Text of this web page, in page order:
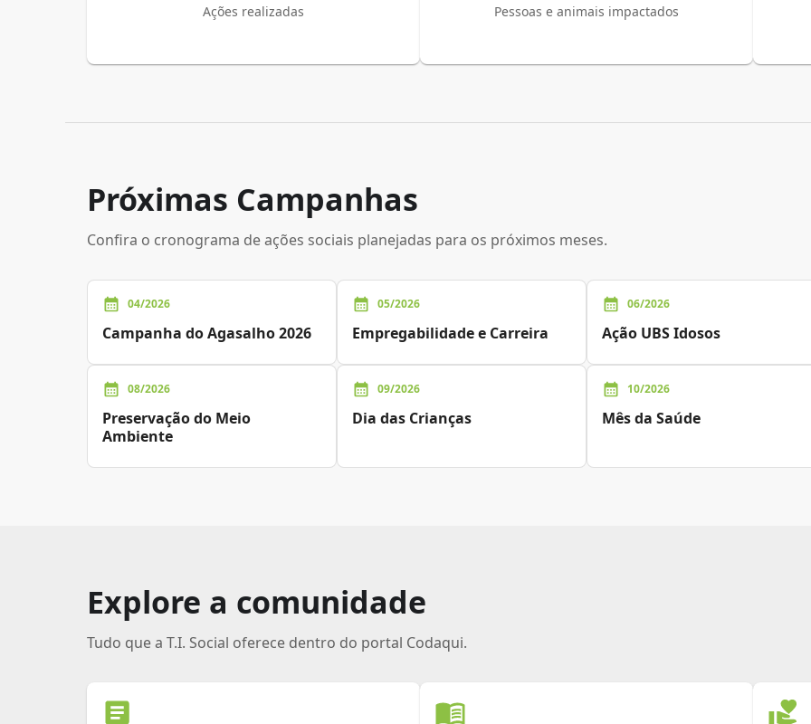
Ações realizadas Pessoas e animais impactados
Próximas Campanhas
Confira o cronograma de ações sociais planejadas para os próximos meses.
04/2026
Campanha do Agasalho 2026
05/2026
Empregabilidade e Carreira
06/2026
Ação UBS Idosos
08/2026
Preservação do Meio
Ambiente
09/2026
Dia das Crianças
10/2026
Mês da Saúde
Explore a comunidade
Tudo que a T.I. Social oferece dentro do portal Codaqui.